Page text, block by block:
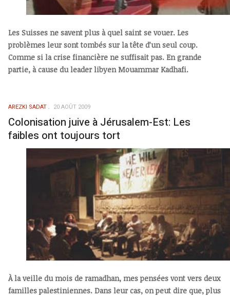
Les Suisses ne savent plus à quel saint se vouer. Les
problèmes leur sont tombés sur la tête d’un seul coup.
Comme si la crise financière ne suffisait pas. En grande
partie, à cause du leader libyen Mouammar Kadhafi.
AREZKI SADAT 20 AOÛT 2009
Colonisation juive à Jérusalem-Est: Les
faibles ont toujours tort
À la veille du mois de ramadhan, mes pensées vont vers deux
familles palestiniennes. Dans leur cas, on peut dire que, plus